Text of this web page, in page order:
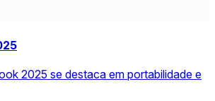
2025 se destaca em portabilidade e